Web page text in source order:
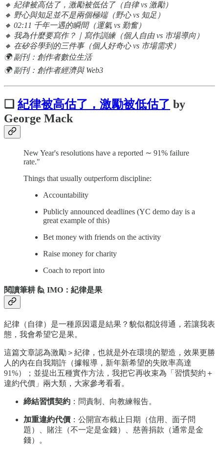
🔸 紀律被高估了，激勵被低估了（自律 vs 激勵）
🔸 野心與知足並不是兩個極端（野心 vs 知足）
🔸 02:11 千年一遇的瞬間（運氣 vs 勤奮）
🔸 我為什麼要寫作？｜寫作訓練（個人自由 vs 市場導向）
🔸 在矽谷學到的三件事（個人好奇心 vs 市場需求）
🌍 副刊：創作者數位生活
🌍 副刊：創作者經濟與 Web3
❏ 紀律被高估了，激勵被低估了 by
George Mack
New Year's resolutions have a reported ∼ 91% failure
rate."
Things that usually outperform discipline:
Accountability
Publicly announced deadlines (YC demo day is a
great example of this)
Bet money with friends on the activity
Raise money for charity
Coach to report into
閱讀筆耕 🙋 IMO：紀律是果
紀律（自律）是一種原因還是結果？貌似都說得通，若讓我表
態，我會希望它是果。
這篇文章認為激勵＞紀律，也就是外在環境的塑造，效果更勝
人的內在自我期許（據報導，新年新希望的失敗率高達
91%）；並提出五種實作方法，我把它再收束為「習慣契約＋
違約代價」兩大類，大家參考看看。
締結習慣契約 ：問責制、向教練報告。
加重違約代價 ：公開宣布截止日期（信用、面子問
題）、賭注（不一定是金錢）、慈善捐款（通常是金
錢）。